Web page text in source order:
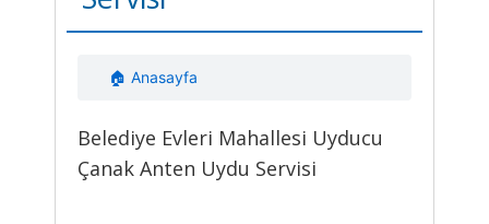
🏠 Anasayfa
Belediye Evleri Mahallesi Uyducu
Çanak Anten Uydu Servisi